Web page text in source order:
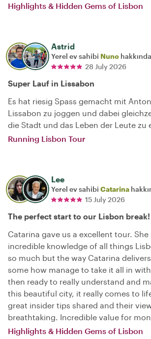
Highlights & Hidden Gems of Lisbon
Astrid
Yerel ev sahibi Nuno hakkında
28 July 2026
Super Lauf in Lissabon
Es hat riesig Spass gemacht mit
Lissabon zu joggen und dabei
die Stadt und das Leben der Leute zu
Running Lisbon Tour
Lee
Yerel ev sahibi Catarina
15 July 2026
The perfect start to our Lisbon break!
Catarina gave us a excellent tour.
incredible knowledge of all things
so much but the way Catarina
some how manage to take it all in
then ready to really understand and
this beautiful city, it really comes to
great insider tips shared and their
breathtaking. Incredible value for
Highlights & Hidden Gems of Lisbon